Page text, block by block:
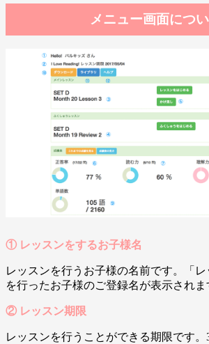
メニュー画面につ
① レッスンをするお子様名
レッスンを行うお子様の名前です。「レ
を行ったお子様のご登録名が表示されま
② レッスン期限
レッスンを行うことができる期限です